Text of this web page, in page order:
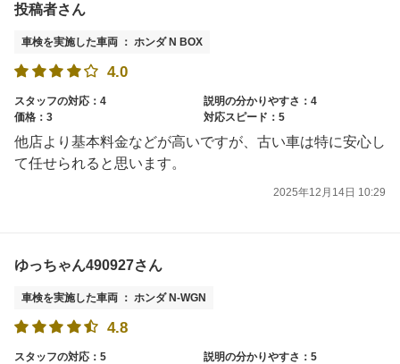
投稿者さん
車検を実施した車両 ： ホンダ N BOX
4.0
スタッフの対応：4
説明の分かりやすさ：4
価格：3
対応スピード：5
他店より基本料金などが高いですが、古い車は特に安心し
て任せられると思います。
2025年12月14日 10:29
ゆっちゃん490927さん
車検を実施した車両 ： ホンダ N-WGN
4.8
スタッフの対応：5
説明の分かりやすさ：5